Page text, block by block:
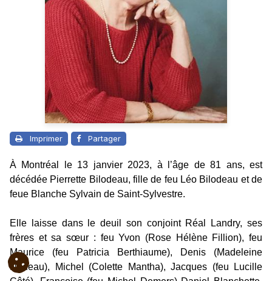
Imprimer Partager
À Montréal le 13 janvier 2023, à l’âge de 81 ans, est
décédée Pierrette Bilodeau, fille de feu Léo Bilodeau et de
feue Blanche Sylvain de Saint-Sylvestre.
Elle laisse dans le deuil son conjoint Réal Landry, ses
frères et sa sœur : feu Yvon (Rose Hélène Fillion), feu
Maurice (feu Patricia Berthiaume), Denis (Madeleine
Nadeau), Michel (Colette Mantha), Jacques (feu Lucille